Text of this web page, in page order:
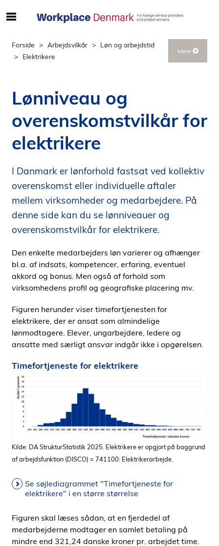
e
r
n
d
l
å
s
i
e
n
Forside Arbejdsvilkår
Løn og arbejdstid
Elektrikere
Mere
Lønniveau og
overenskomstvilkår for
elektrikere
I Danmark er lønforhold fastsat ved kollektiv
overenskomst eller individuelle aftaler
mellem virksomheder og medarbejdere. På
denne side kan du se lønniveauer og
overenskomstvilkår for elektrikere.
Den enkelte medarbejders løn varierer og afhænger
bl.a. af indsats, kompetencer, erfaring, eventuel
akkord og bonus. Men også af forhold som
virksomhedens profil og geografiske placering mv.
Figuren herunder viser timefortjenesten for
elektrikere, der er ansat som almindelige
lønmodtagere. Elever, ungarbejdere, ledere og
ansatte med særligt ansvar indgår ikke i opgørelsen.
Timefortjeneste for elektrikere
Kilde: DA StrukturStatistik 2025. Elektrikere er opgjort på baggrund
af arbejdsfunktion (DISCO) = 741100: Elektrikerarbejde.
Se søjlediagrammet "Timefortjeneste for
elektrikere" i en større størrelse
Figuren skal læses sådan, at en fjerdedel af
medarbejderne modtager en samlet betaling på
mindre end 321,24 danske kroner pr. arbejdet time.